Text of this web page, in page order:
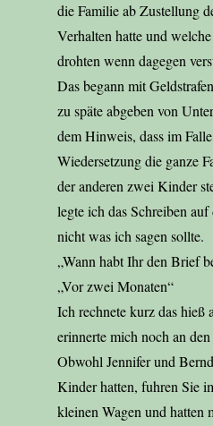
die Familie ab Zustellung
Verhalten hatte und
drohten wenn dagegen
Das begann mit
zu späte abgeben von
dem Hinweis, dass im
Wiedersetzung die ganze
der anderen zwei Kinder
legte ich das Schreiben
nicht was ich sagen sollte.
„Wann habt Ihr den Brief
„Vor zwei Monaten“
Ich rechnete kurz das
erinnerte mich noch an
Obwohl Jennifer und
Kinder hatten, fuhren Sie
kleinen Wagen und hatten